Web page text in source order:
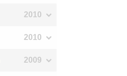
2010
2010
2009